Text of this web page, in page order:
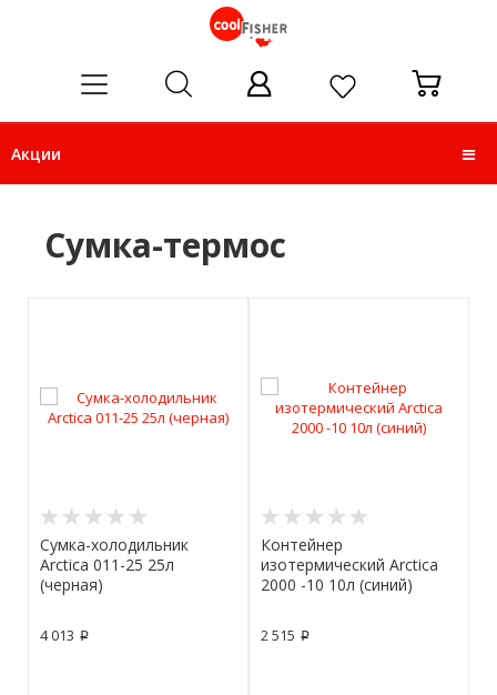
Акции
Сумка-термос
Сумка-холодильник
Arctica 011-25 25л
(черная)
4 013 p
Контейнер
изотермический Arctica
2000 -10 10л (синий)
2 515 p